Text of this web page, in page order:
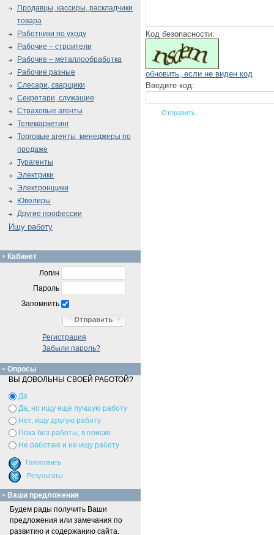
Код безопасности:
обновить, если не виден код
Введите код:
Продавцы, кассиры, раскладчики
товара
Работники по уходу
Рабочие – строители
Рабочие – металлообработка
Рабочие разные
Слесари, сварщики
Секретари, служащие
Страховые агенты
Телемаркетинг
Торговые агенты, менеджеры по
продаже
Турагенты
Электрики
Электронщики
Ювелиры
Другие профессии
Ищу работу
Кабинет
Логин
Пароль
Запомнить
Регистрация
Забыли пароль?
Опросы
ВЫ ДОВОЛЬНЫ СВОЕЙ РАБОТОЙ?
Да
Да, но ищу еще лучшую работу
Нет, ищу другую работу
Пока без работы, в поиске
Не работаю и не ищу работу
Ваши предложения
Будем рады получить Ваши
предложения или замечания по
развитию и содержанию сайта.